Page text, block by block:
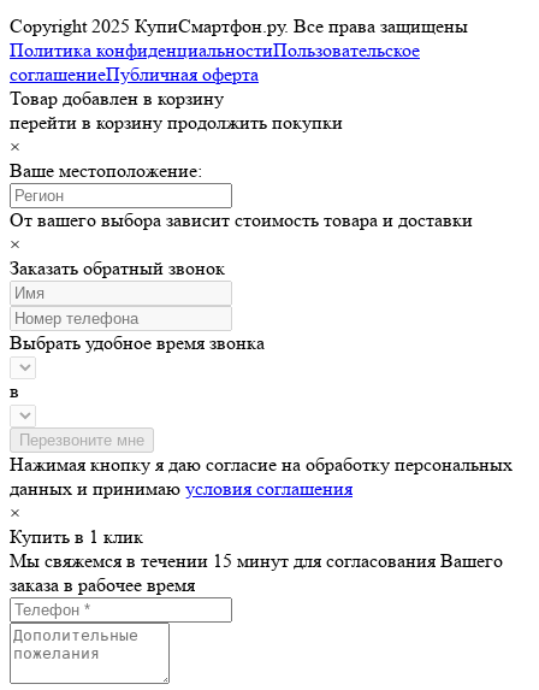
Copyright 2025 КупиСмартфон.ру. Все права защищены
Политика конфиденциальностиПользовательское
соглашениеПубличная оферта
Товар добавлен в корзину
перейти в корзину продолжить покупки
×
Ваше местоположение:
От вашего выбора зависит стоимость товара и доставки
×
Заказать обратный звонок
Выбрать удобное время звонка
в
Нажимая кнопку я даю согласие на обработку персональных
данных и принимаю условия соглашения
×
Купить в 1 клик
Мы свяжемся в течении 15 минут для согласования Вашего
заказа в рабочее время